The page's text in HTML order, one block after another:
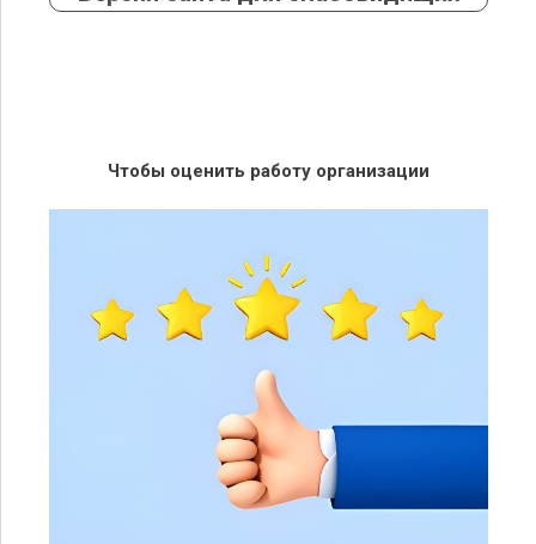
Чтобы оценить работу организации